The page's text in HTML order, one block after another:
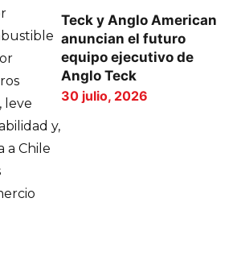
leve
y,
a Chile
Teck y Anglo American
anuncian el futuro
equipo ejecutivo de
Anglo Teck
30 julio, 2026